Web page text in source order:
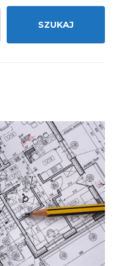
SZUKAJ